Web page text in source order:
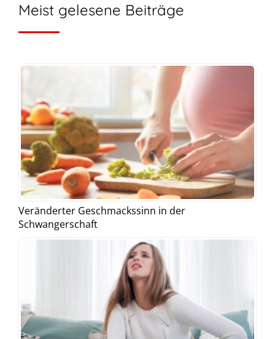
Meist gelesene Beiträge
Veränderter Geschmackssinn in der
Schwangerschaft